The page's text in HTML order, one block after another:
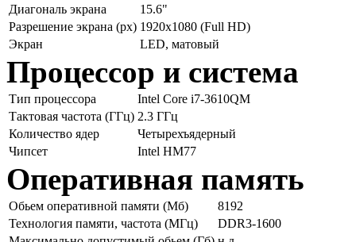
Диагональ экрана
15.6"
Разрешение экрана (px) 1920x1080 (Full HD)
Экран
LED, матовый
Процессор и система
Тип процессора
Intel Core i7-3610QM
Тактовая частота (ГГц) 2.3 ГГц
Количество ядер
Четырехъядерный
Чипсет
Intel HM77
Оперативная память
Обьем оперативной памяти (Мб)
8192
Технология памяти, частота (МГц)
DDR3-1600